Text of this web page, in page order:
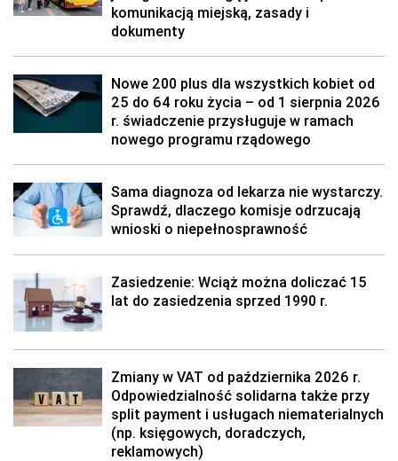
komunikacją miejską, zasady i
dokumenty
Nowe 200 plus dla wszystkich kobiet od
25 do 64 roku życia – od 1 sierpnia 2026
r. świadczenie przysługuje w ramach
nowego programu rządowego
Sama diagnoza od lekarza nie wystarczy.
Sprawdź, dlaczego komisje odrzucają
wnioski o niepełnosprawność
Zasiedzenie: Wciąż można doliczać 15
lat do zasiedzenia sprzed 1990 r.
Zmiany w VAT od października 2026 r.
Odpowiedzialność solidarna także przy
split payment i usługach niematerialnych
(np. księgowych, doradczych,
reklamowych)